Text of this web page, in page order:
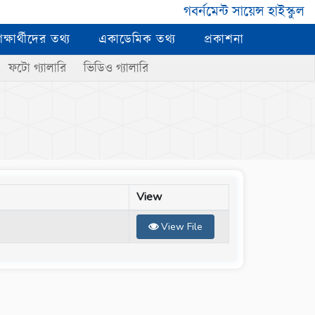
গবর্নমেন্ট সায়েন্স হাইস্কুল
তথ্য একাডেমিক তথ্য
প্রকাশনা
ফটো গ্যালারি
ভিডিও গ্যালারি
View
View File